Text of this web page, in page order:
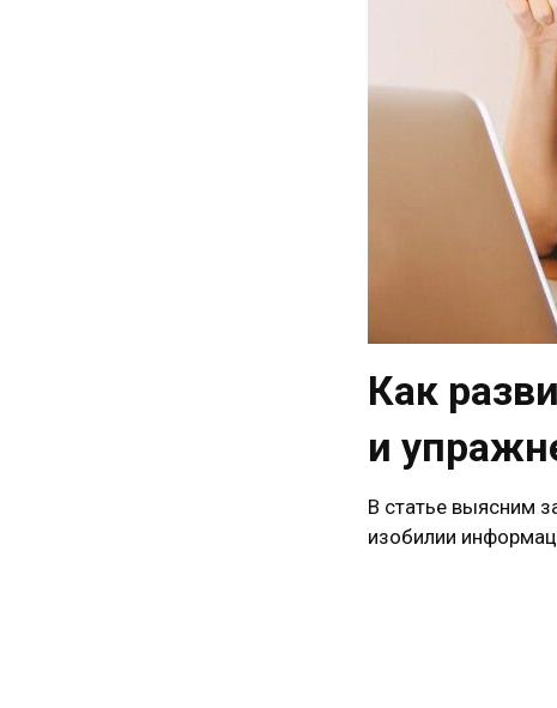
Как
и
В статье выясним
изобилии